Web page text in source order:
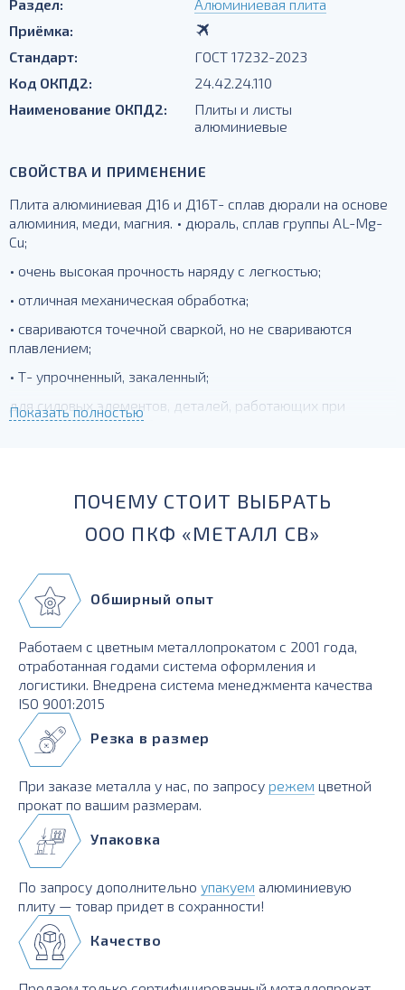
Раздел:
Алюминиевая плита
Приёмка:
Стандарт:
ГОСТ 17232-2023
Код ОКПД2:
24.42.24.110
Наименование ОКПД2:
Плиты и листы
алюминиевые
СВОЙСТВА И ПРИМЕНЕНИЕ
Плита алюминиевая Д16 и Д16Т- сплав дюрали на основе
алюминия, меди, магния. • дюраль, сплав группы AL-Mg-
Cu;
• очень высокая прочность наряду с легкостью;
• отличная механическая обработка;
• свариваются точечной сваркой, но не свариваются
плавлением;
• Т- упрочненный, закаленный;
для силовых элементов, деталей, работающих при
температурах до -230 град.
Показать полностью
ПОЧЕМУ СТОИТ ВЫБРАТЬ
ООО ПКФ «МЕТАЛЛ СВ»
Обширный опыт
Работаем с цветным металлопрокатом с 2001 года,
отработанная годами система оформления и
логистики. Внедрена система менеджмента качества
ISO 9001:2015
Резка в размер
При заказе металла у нас, по запросу режем цветной
прокат по вашим размерам.
Упаковка
По запросу дополнительно упакуем алюминиевую
плиту — товар придет в сохранности!
Качество